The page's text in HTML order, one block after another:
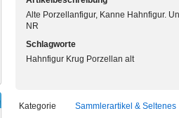
Alte Porzellanfigur, Kanne Hahnfigur.
NR
Schlagworte
Hahnfigur Krug Porzellan alt
Kategorie Sammlerartikel & Seltenes